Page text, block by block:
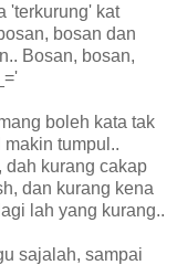
'terkurung' kat
bosan dan
Bosan, bosan,
boleh kata tak
tumpul..
dah kurang cakap
dan kurang kena
lah yang kurang..
sajalah, sampai